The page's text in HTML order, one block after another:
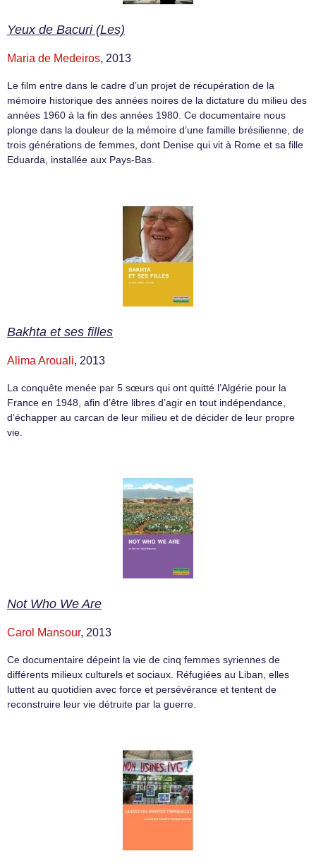
Yeux de Bacuri (Les)
Maria de Medeiros, 2013
Le film entre dans le cadre d’un projet de récupération de la
mémoire historique des années noires de la dictature du milieu des
années 1960 à la fin des années 1980. Ce documentaire nous
plonge dans la douleur de la mémoire d’une famille brésilienne, de
trois générations de femmes, dont Denise qui vit à Rome et sa fille
Eduarda, installée aux Pays-Bas.
Bakhta et ses filles
Alima Arouali, 2013
La conquête menée par 5 sœurs qui ont quitté l’Algérie pour la
France en 1948, afin d’être libres d’agir en tout indépendance,
d’échapper au carcan de leur milieu et de décider de leur propre
vie.
Not Who We Are
Carol Mansour, 2013
Ce documentaire dépeint la vie de cinq femmes syriennes de
différents milieux culturels et sociaux. Réfugiées au Liban, elles
luttent au quotidien avec force et persévérance et tentent de
reconstruire leur vie détruite par la guerre.